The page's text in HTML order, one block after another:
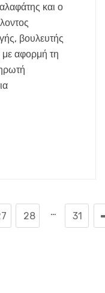
και ο
βουλευτής
αφορμή τη
28 … 31